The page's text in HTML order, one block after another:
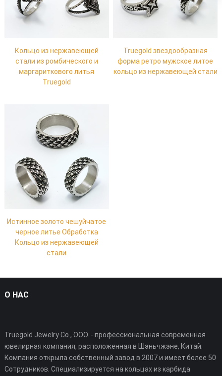
Кольцо из нержавеющей
стали из ромбического и
маргариткового литья
Truegold
Truegold звездообразная
форма ретро мужское литое
кольцо из нержавеющей стали
Истинное золото чешуйчатое
черное литье Обработка
Кольцо из нержавеющей
стали
О НАС
Truegold Jewelry Co., ООО. - профессиональная современная
ювелирная компания, расположенная в Шэньчжэне, Китай.
Компания открыла собственный завод в 2007 и имеет более 50
Сотрудников. Специализируется на кольцах из карбида